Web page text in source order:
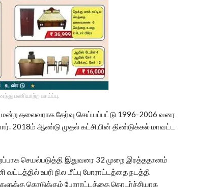
பணியாற்ற வாய்ப்பு.
தலைவராக தேர்வு செய்யப்பட்டு 1996-2006 வரை
2018ம் ஆண்டு முதல் கட்சியின் திண்டுக்கல் மாவட்ட
செயல்படுத்தி இதுவரை 32 முறை இரத்ததானம்
உபரி நில மீட்பு போராட்டத்தை நடத்தி
கொடுக்கும் போராட்டத்தை தொடர்ச்சியாக